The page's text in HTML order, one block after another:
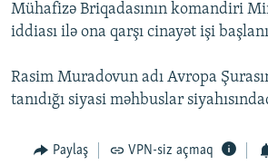
Mühafizə Briqadasının komandiri
iddiası ilə ona qarşı cinayət işi
Rasim Muradovun adı Avropa
tanıdığı siyasi məhbuslar
Paylaş VPN-siz açmaq